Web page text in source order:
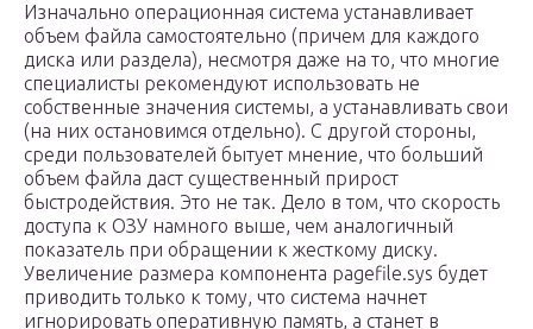
Изначально операционная система устанавливает
объем файла самостоятельно (причем для каждого
диска или раздела), несмотря даже на то, что многие
специалисты рекомендуют использовать не
собственные значения системы, а устанавливать свои
(на них остановимся отдельно). С другой стороны,
среди пользователей бытует мнение, что больший
объем файла даст существенный прирост
быстродействия. Это не так. Дело в том, что скорость
доступа к ОЗУ намного выше, чем аналогичный
показатель при обращении к жесткому диску.
Увеличение размера компонента pagefile.sys будет
приводить только к тому, что система начнет
игнорировать оперативную память, а станет в